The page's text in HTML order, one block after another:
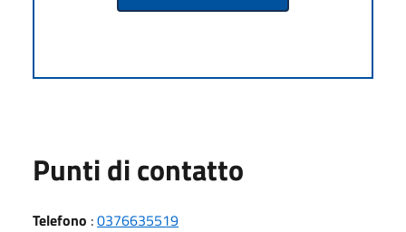
Punti di contatto
Telefono :0376635519